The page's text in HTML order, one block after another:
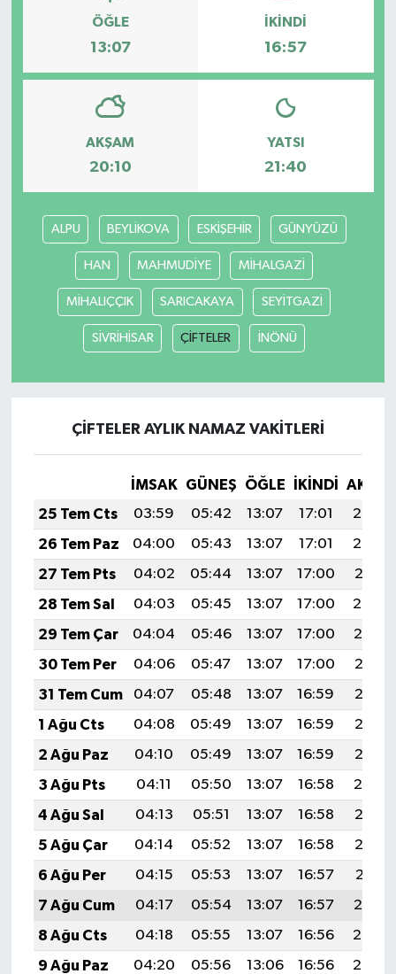
ÖĞLE
13:07
İKINDI
16:57
AKŞAM
20:10
YATSI
21:40
ALPU BEYLİKOVA ESKİŞEHİR GÜNYÜZÜ
HAN MAHMUDİYE MİHALGAZİ
MİHALIÇÇIK SARICAKAYA SEYİTGAZİ
SİVRİHİSAR ÇİFTELER İNÖNÜ
ÇİFTELER AYLIK NAMAZ VAKITLERI
İMSAK GÜNEŞ ÖĞLE İKINDI
25 Tem Cts
03:59 05:42 13:07 17:01
20:23
26 Tem Paz
04:00 05:43 13:07 17:01
20:22
27 Tem Pts
04:02 05:44 13:07 17:00
20:21
28 Tem Sal
04:03 05:45 13:07 17:00
20:20
29 Tem Çar
04:04 05:46 13:07 17:00
20:19
30 Tem Per
04:06 05:47 13:07 17:00
20:18
31 Tem Cum
04:07 05:48 13:07 16:59
20:17
1 Ağu Cts
04:08 05:49 13:07 16:59
20:16
2 Ağu Paz
04:10 05:49 13:07 16:59
20:15
3 Ağu Pts
04:11 05:50 13:07 16:58
20:14
4 Ağu Sal
04:13 05:51 13:07 16:58
20:13
5 Ağu Çar
04:14 05:52 13:07 16:58
20:12
6 Ağu Per
04:15 05:53 13:07 16:57
20:11
7 Ağu Cum
04:17 05:54 13:07 16:57
20:10
8 Ağu Cts
04:18 05:55 13:07 16:56
20:08
9 Ağu Paz
04:20 05:56 13:06 16:56
20:07